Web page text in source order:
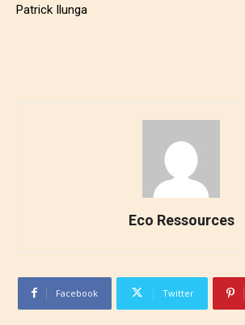
Patrick Ilunga
Eco Ressources
Facebook Twitter